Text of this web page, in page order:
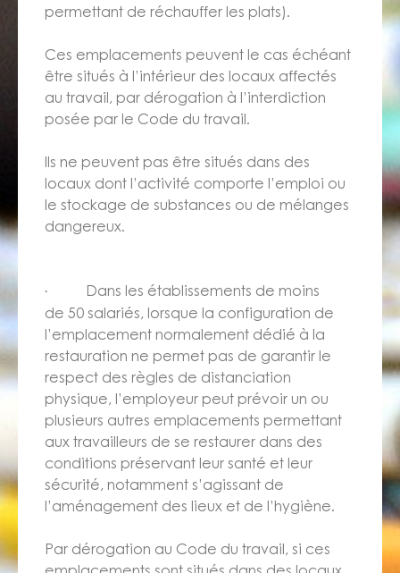
permettant de réchauffer les plats).
Ces emplacements peuvent le cas échéant
être situés à l’intérieur des locaux affectés
au travail, par dérogation à l’interdiction
posée par le Code du travail.
Ils ne peuvent pas être situés dans des
locaux dont l’activité comporte l’emploi ou
le stockage de substances ou de mélanges
dangereux.
·
Dans les établissements de moins
de 50 salariés, lorsque la configuration de
l’emplacement normalement dédié à la
restauration ne permet pas de garantir le
respect des règles de distanciation
physique, l’employeur peut prévoir un ou
plusieurs autres emplacements permettant
aux travailleurs de se restaurer dans des
conditions préservant leur santé et leur
sécurité, notamment s’agissant de
l’aménagement des lieux et de l’hygiène.
Par dérogation au Code du travail, si ces